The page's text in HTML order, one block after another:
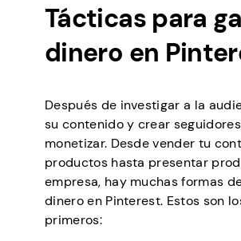
Tácticas para
dinero en
Después de investigar a la
su contenido y crear
monetizar. Desde vender tu
productos hasta presentar
empresa, hay muchas formas
dinero en Pinterest. Estos son
primeros: